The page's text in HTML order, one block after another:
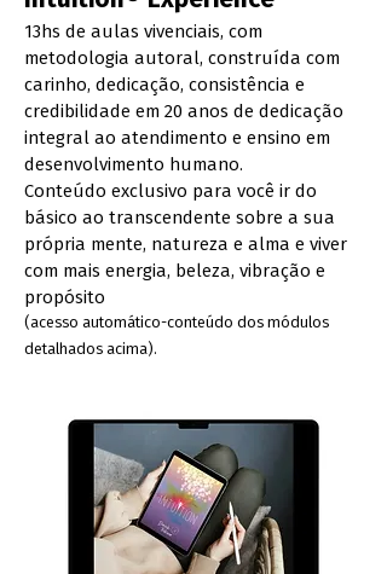
13hs de aulas vivenciais, com
metodologia autoral, constru ​ída com
carinho, dedicação, consistência e
credibilidade em 20 anos de dedicação
integral ao atendimento e ensino em
desenvolvimento humano.
Conteúdo exclusivo para você ir do
básico ao transcendente sobre a sua
própria mente, natureza e alma e viver
com mais energia, beleza, vibração e
propósito
(acesso automático-conteúdo dos módulos
detalhados acima).